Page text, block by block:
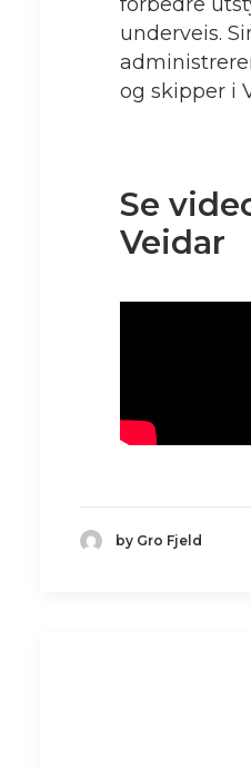
underveis.
og skipper i
Se
Veidar
by Gro Fjeld